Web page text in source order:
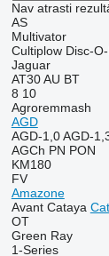
Nav atrasti
AS
Multivator
Cultiplow Disc-
Jaguar
AT30 AU BT
8 10
Agroremmash
AGD
AGD-1,0 AGD-
AGCh PN PON
KM180
FV
Amazone
Avant Cataya
OT
Green Ray
1-Series